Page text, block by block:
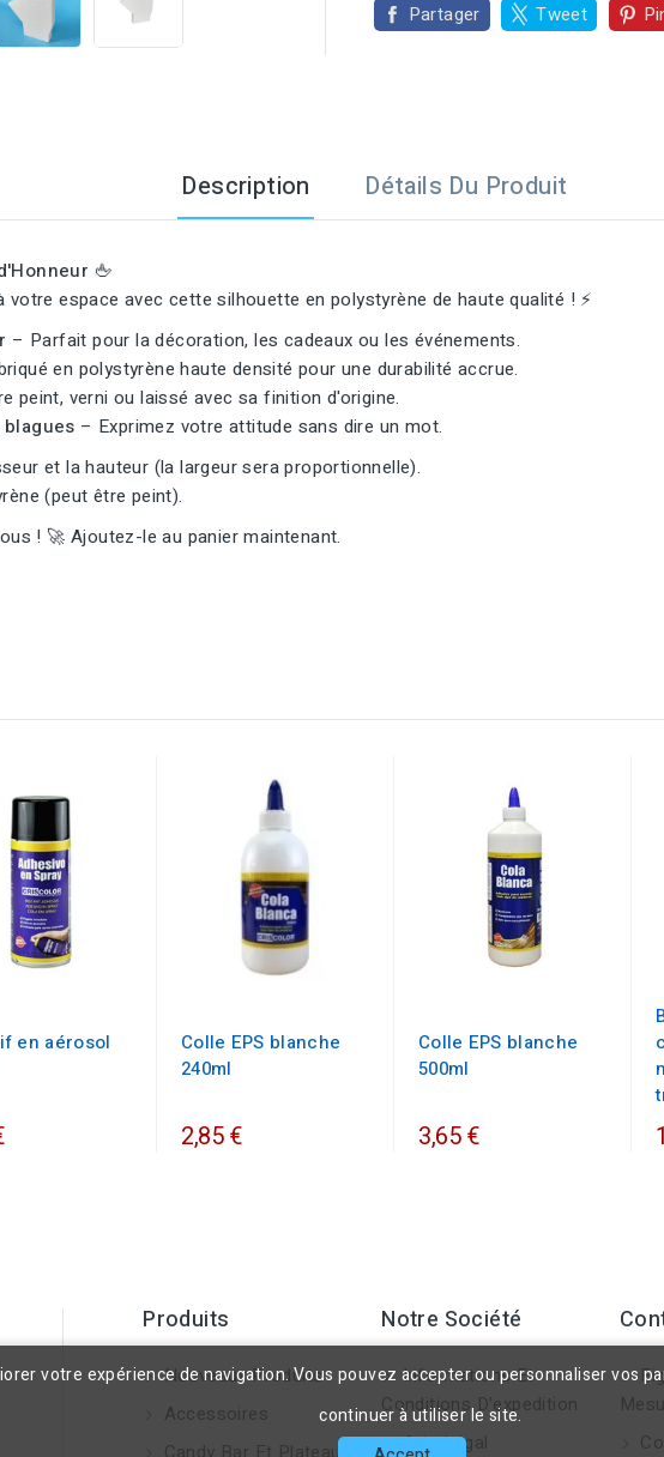
Partager Tweet
Description Détails Du Produit
🖕
espace avec cette silhouette en polystyrène de haute qualité ! ⚡
– Parfait pour la décoration, les cadeaux ou les événements.
en polystyrène haute densité pour une durabilité accrue.
peint, verni ou laissé avec sa finition d'origine.
– Exprimez votre attitude sans dire un mot.
et la hauteur (la largeur sera proportionnelle).
(peut être peint).
! 🚀 Ajoutez-le au panier maintenant.
en aérosol
Colle EPS blanche
240ml
2,85 €
Colle EPS blanche
500ml
3,65 €
Produits
Nouveaux Produits
Accessoires
Notre Société
Informations Et
Conditions D'expedition
Avis Légal
votre expérience de navigation. Vous pouvez accepter ou personnaliser vos
continuer à utiliser le site.